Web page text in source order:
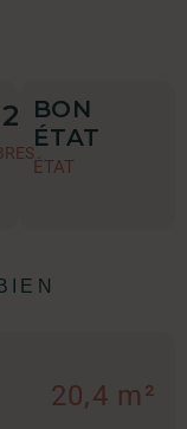
2
BON
ÉTAT
ÉTAT
20,4 m²